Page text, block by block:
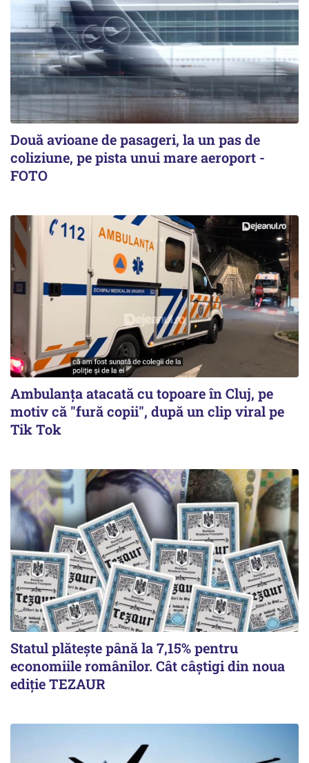
Două avioane de pasageri, la un pas de
coliziune, pe pista unui mare aeroport -
FOTO
Ambulanța atacată cu topoare în Cluj, pe
motiv că "fură copii", după un clip viral pe
Tik Tok
Statul plătește până la 7,15% pentru
economiile românilor. Cât câștigi din noua
ediție TEZAUR